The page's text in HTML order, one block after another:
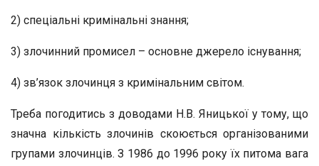
2) спеціальні кримінальні знання;
3) злочинний промисел – основне джерело існування;
4) зв’язок злочинця з кримінальним світом.
Треба погодитись з доводами Н.В. Яницької у тому, що
значна кількість злочинів скоюється організованими
групами злочинців. З 1986 до 1996 року їх питома вага